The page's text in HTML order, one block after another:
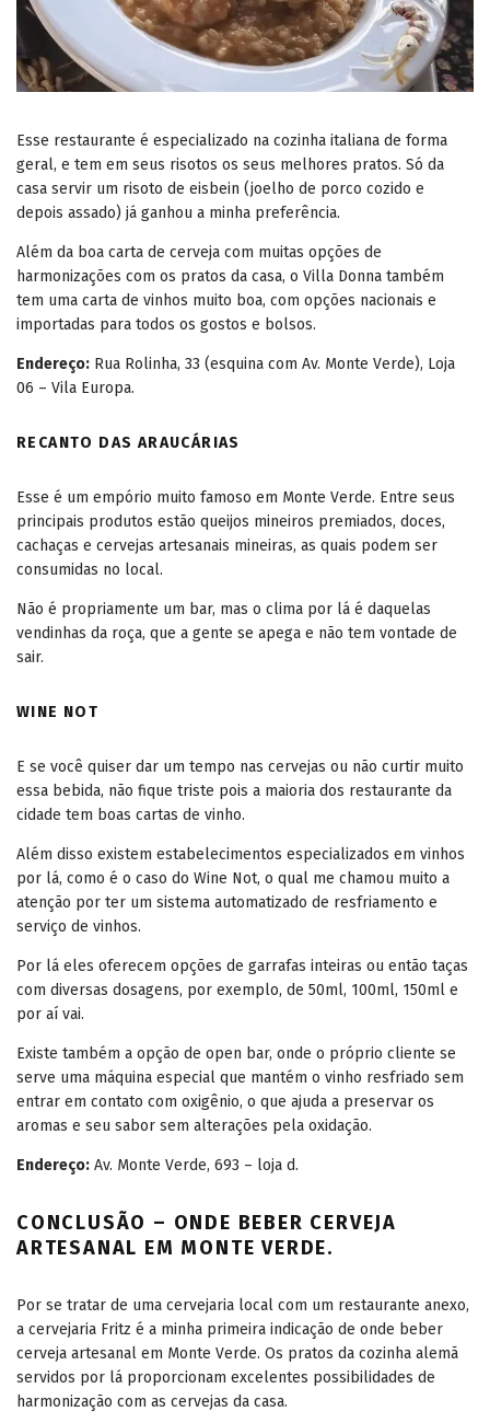
Esse restaurante é especializado na cozinha italiana de forma
geral, e tem em seus risotos os seus melhores pratos. Só da
casa servir um risoto de eisbein (joelho de porco cozido e
depois assado) já ganhou a minha preferência.
Além da boa carta de cerveja com muitas opções de
harmonizações com os pratos da casa, o Villa Donna também
tem uma carta de vinhos muito boa, com opções nacionais e
importadas para todos os gostos e bolsos.
Endereço: Rua Rolinha, 33 (esquina com Av. Monte Verde), Loja
06 – Vila Europa.
RECANTO DAS ARAUCÁRIAS
Esse é um empório muito famoso em Monte Verde. Entre seus
principais produtos estão queijos mineiros premiados, doces,
cachaças e cervejas artesanais mineiras, as quais podem ser
consumidas no local.
Não é propriamente um bar, mas o clima por lá é daquelas
vendinhas da roça, que a gente se apega e não tem vontade de
sair.
WINE NOT
E se você quiser dar um tempo nas cervejas ou não curtir muito
essa bebida, não fique triste pois a maioria dos restaurante da
cidade tem boas cartas de vinho.
Além disso existem estabelecimentos especializados em vinhos
por lá, como é o caso do Wine Not, o qual me chamou muito a
atenção por ter um sistema automatizado de resfriamento e
serviço de vinhos.
Por lá eles oferecem opções de garrafas inteiras ou então taças
com diversas dosagens, por exemplo, de 50ml, 100ml, 150ml e
por aí vai.
Existe também a opção de open bar, onde o próprio cliente se
serve uma máquina especial que mantém o vinho resfriado sem
entrar em contato com oxigênio, o que ajuda a preservar os
aromas e seu sabor sem alterações pela oxidação.
Endereço: Av. Monte Verde, 693 – loja d.
CONCLUSÃO – ONDE BEBER CERVEJA
ARTESANAL EM MONTE VERDE.
Por se tratar de uma cervejaria local com um restaurante anexo,
a cervejaria Fritz é a minha primeira indicação de onde beber
cerveja artesanal em Monte Verde. Os pratos da cozinha alemã
servidos por lá proporcionam excelentes possibilidades de
harmonização com as cervejas da casa.